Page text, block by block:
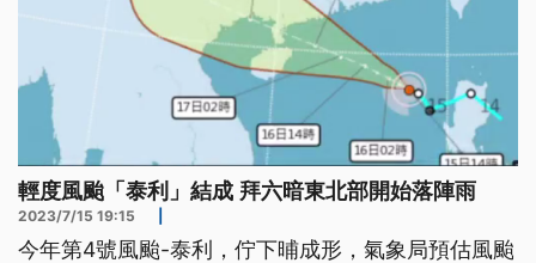
輕度風颱「泰利」結成 拜六暗東北部開始落陣雨
2023/7/15 19:15
今年第4號風颱-泰利，佇下晡成形，氣象局預估風颱